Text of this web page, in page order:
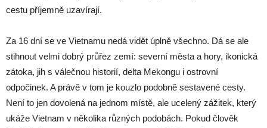
cestu příjemně uzavírají.
Za 16 dní se ve Vietnamu nedá vidět úplně všechno. Dá se ale
stihnout velmi dobrý průřez zemí: severní města a hory, ikonická
zátoka, jih s válečnou historií, delta Mekongu i ostrovní
odpočinek. A právě v tom je kouzlo podobně sestavené cesty.
Není to jen dovolená na jednom místě, ale ucelený zážitek, který
ukáže Vietnam v několika různých podobách. Pokud člověk